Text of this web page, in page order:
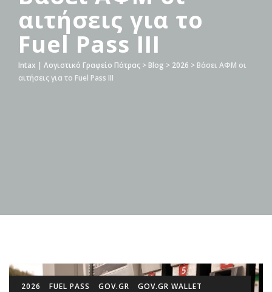
αιτήσεις για το
Fuel Pass III
Intax | Λογιστικό Γραφείο Πάτρας > Blog > 2026 > Βάσει ΑΦΜ οι
αιτήσεις για το Fuel Pass III
2026 FUEL PASS GOV.GR
GOV.GR WALLET